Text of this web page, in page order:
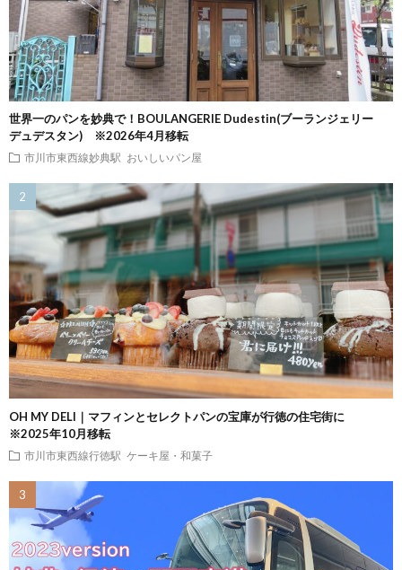
世界一のパンを妙典で！BOULANGERIE Dudestin(ブーランジェリー
デュデスタン) ※2026年4月移転
市川市東西線妙典駅 おいしいパン屋
OH MY DELI｜マフィンとセレクトパンの宝庫が行徳の住宅街に
※2025年10月移転
市川市東西線行徳駅 ケーキ屋・和菓子